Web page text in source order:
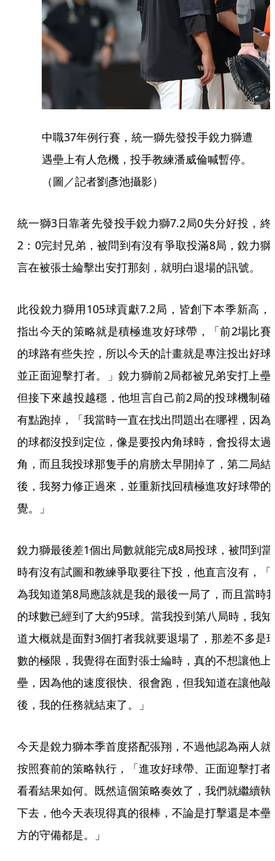
中職37年例行賽，統一獅先發投手銳力獅遭
遇壘上有人危機，投手教練潘威倫喊暫停。
（圖／記者劉彥池攝影）
統一獅3日靠著先發投手銳力獅7.2局0失分好投，終
2：0完封兄弟，被問到有沒有爭取投滿8局，銳力獅
言在被張士綸擊出安打那刻，就明白退場的訊號。
此役銳力獅用105球貢獻7.2局，皆創下本季新高，
指出今天的策略就是積極進攻好球帶，「前2場比賽
的球路有些失控，所以今天的計畫就是專注投出好球
並正面迎擊打者。」銳力獅前2局都被兄弟安打上壘
但接下來越投越穩，他坦言自己前2局的投球機制確
有點跑掉，「我當時一直在找出問題出在哪裡，因為
的球都沒投到定位，像是要投內角球時，會投得太過
角，而且我投球那隻手的肩膀太早開掉了，第二局結
後，我努力修正過來，並重新找回積極進攻好球帶的
覺。」
銳力獅最後差1個出局數就能完成8局投球，被問到當
時有沒有試圖和教練爭取要往下投，他直言沒有，「
為我知道第8局應該就是我的最後一局了，而且當時
的球數已經到了大約95球。當我投到第八局時，我知
道大概就是面對3個打者我就要退場了，那差不多是
數的極限，我覺得在面對張士綸時，真的不想讓他上
壘，因為他的速度很快、很會跑，但我知道在讓他敲
後，我的任務就結束了。」
今天是銳力獅本季首度搭配張翔，不過他認為兩人就
按照賽前的策略執行，「進攻好球帶、正面迎擊打者
看看結果如何。既然這個策略奏效了，我們就繼續執
下去，他今天表現得真的很棒，不論是打擊還是本壘
方的守備都是。」